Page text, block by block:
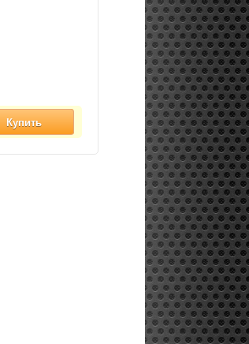
Купить